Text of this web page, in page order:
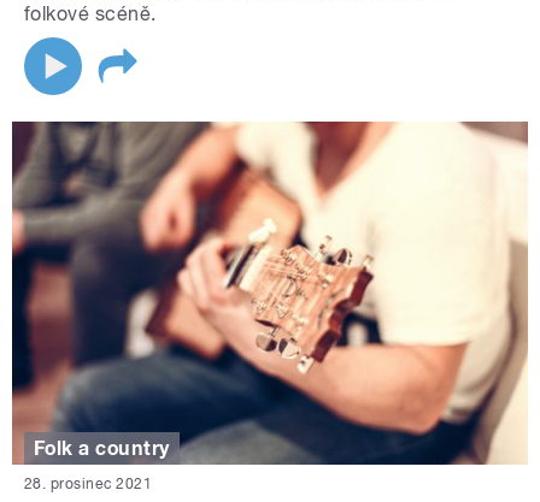
folkové scéně.
Folk a country
28. prosinec 2021